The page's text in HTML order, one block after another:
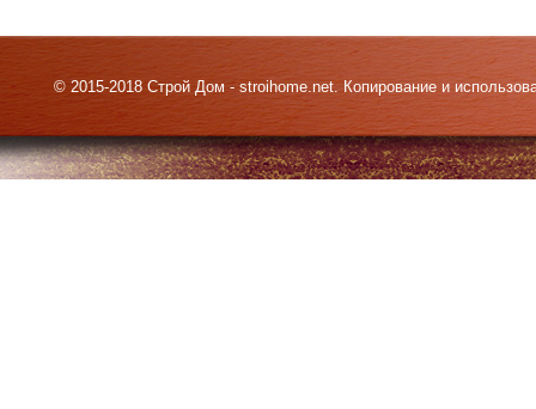
© 2015-2018 Строй Дом - stroihome.net. Копирование и